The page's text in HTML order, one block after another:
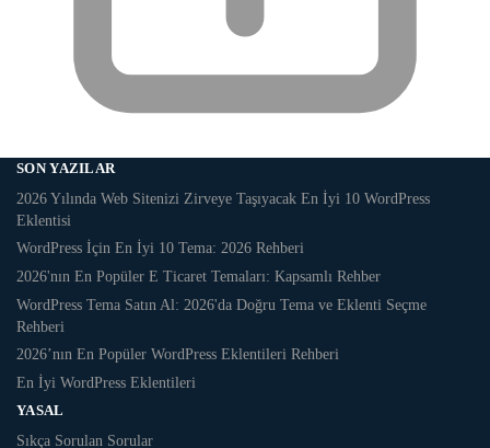
SON YAZILAR
2026 Yılında Web Sitenizi Zirveye Taşıyacak En İyi 10 WordPress
Eklentisi
WordPress İçin En İyi 10 Tema: 2026 Rehberi
2026'nın En Popüler E Ticaret Temaları: Kapsamlı Rehber
WordPress Tema Satın Al: 2026'da Doğru Tema ve Eklenti Seçme
Rehberi
2026’nın En Popüler WordPress Eklentileri Rehberi
En İyi WordPress Eklentileri
YASAL
Sıkça Sorulan Sorular